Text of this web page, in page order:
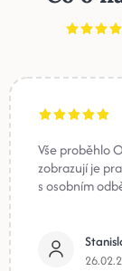
Vše proběhlo
zobrazují je
s osobním